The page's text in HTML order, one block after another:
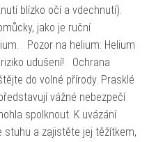
blízko očí a vdechnutí).
jako je ruční
Pozor na helium: Helium
udušení! Ochrana
do volné přírody. Prasklé
vážné nebezpečí
spolknout. K uvázání
stuhu a zajistěte jej těžítkem,